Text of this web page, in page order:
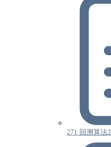
271 回溯算法2